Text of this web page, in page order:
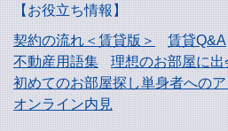
【お役立ち情報】
契約の流れ＜賃貸版＞
賃貸Q&A
不動産用語集
理想のお部屋に出
初めてのお部屋探し単身者への
オンライン内見